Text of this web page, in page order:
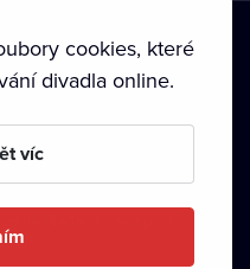
• Zásady používání
•
cookies, které
divadla online.
víc